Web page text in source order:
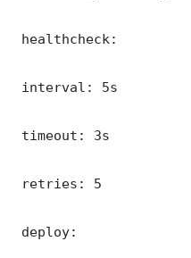
healthcheck:
interval: 5s
timeout: 3s
retries: 5
deploy: